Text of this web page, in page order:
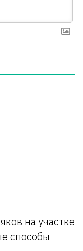
на участке
способы